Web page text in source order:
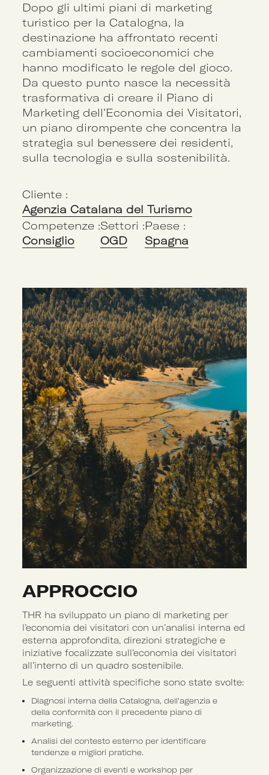
Dopo gli ultimi piani di marketing
turistico per la Catalogna, la
destinazione ha affrontato recenti
cambiamenti socioeconomici che
hanno modificato le regole del gioco.
Da questo punto nasce la necessità
trasformativa di creare il Piano di
Marketing dell’Economia dei Visitatori,
un piano dirompente che concentra la
strategia sul benessere dei residenti,
sulla tecnologia e sulla sostenibilità.
Cliente :
Agenzia Catalana del Turismo
Competenze :
Consiglio
Settori :
OGD
Paese :
Spagna
APPROCCIO
THR ha sviluppato un piano di marketing per
l’economia dei visitatori con un’analisi interna ed
esterna approfondita, direzioni strategiche e
iniziative focalizzate sull’economia dei visitatori
all’interno di un quadro sostenibile.
Le seguenti attività specifiche sono state svolte:
Diagnosi interna della Catalogna, dell’agenzia e
della conformità con il precedente piano di
marketing.
Analisi del contesto esterno per identificare
tendenze e migliori pratiche.
Organizzazione di eventi e workshop per